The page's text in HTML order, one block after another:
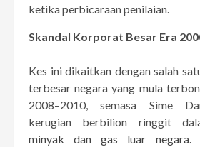
ketika perbicaraan penilaian.
Skandal Korporat Besar Era
Kes ini dikaitkan dengan salah
terbesar negara yang mula
2008–2010, semasa Sime
kerugian berbilion ringgit
minyak dan gas luar negara.